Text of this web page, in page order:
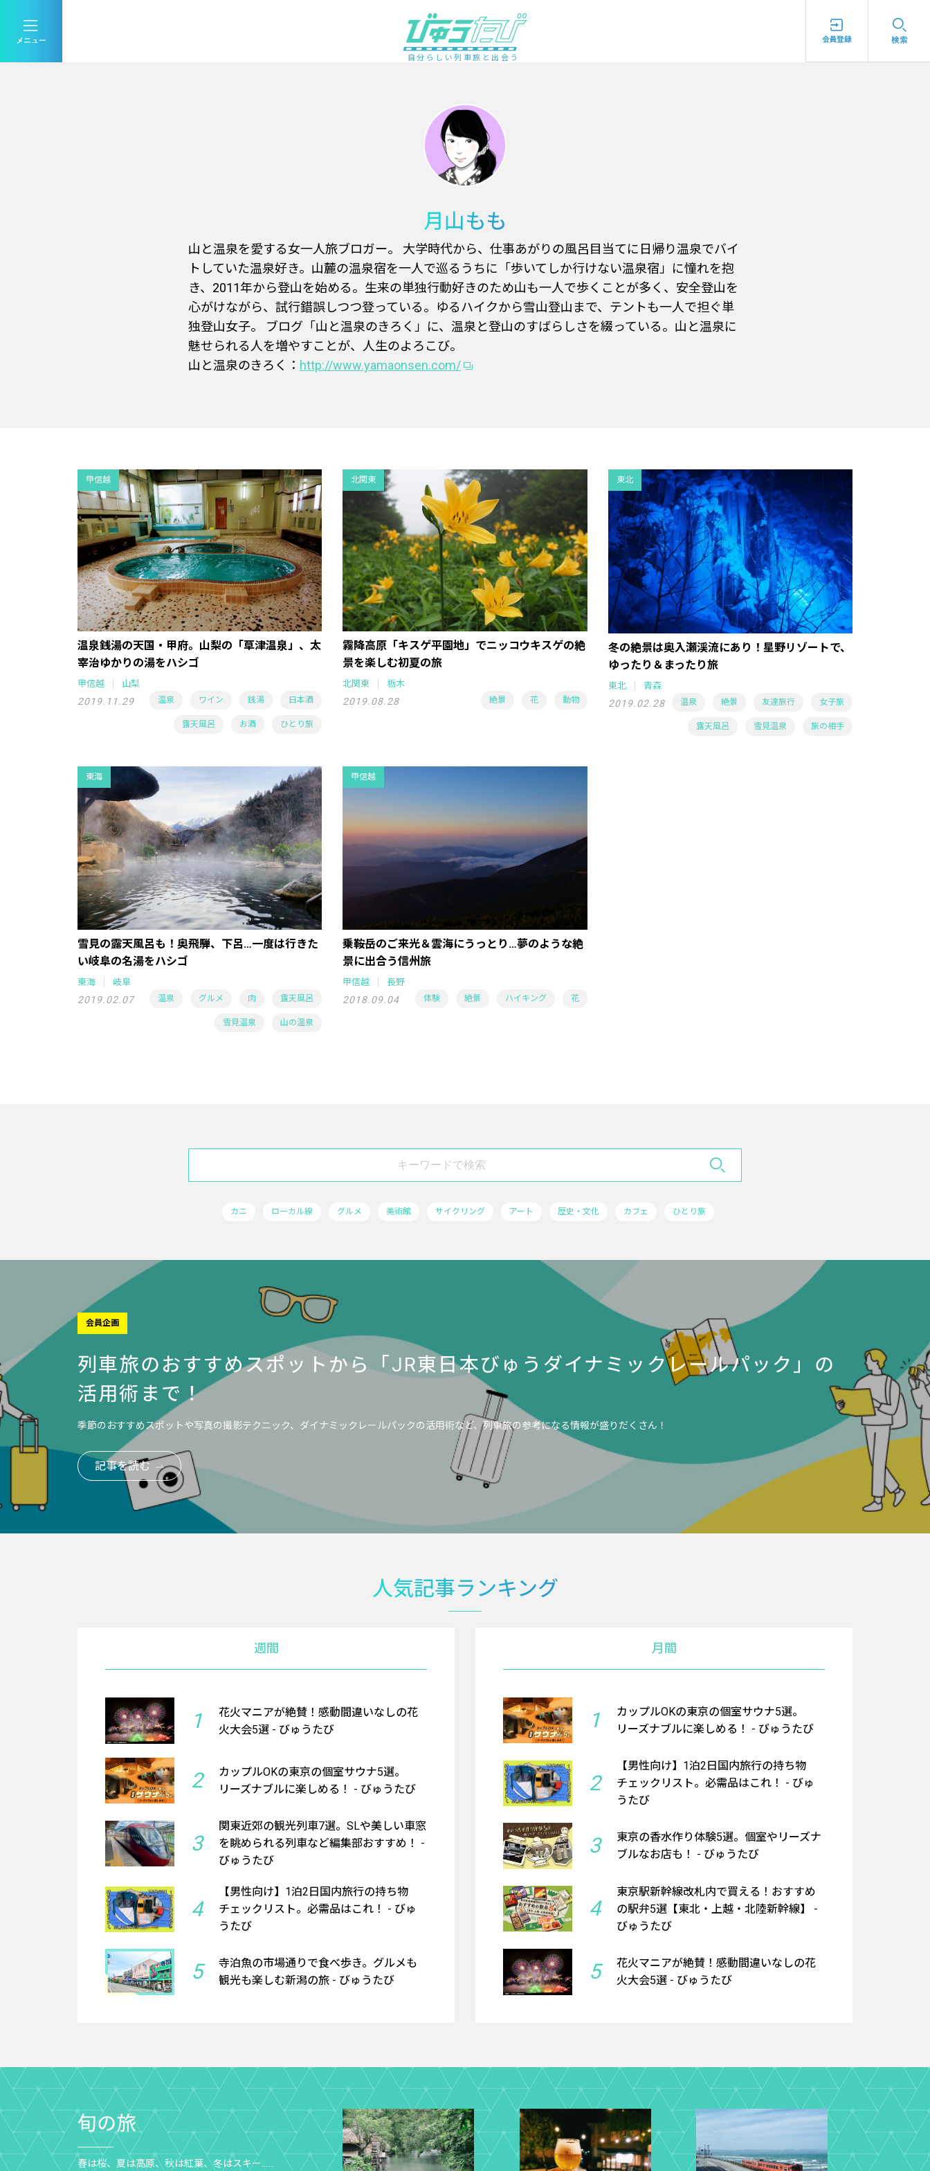
自分らしい列車旅と出会う
月山もも
山と温泉を愛する女一人旅ブロガー。 大学時代から、仕事あがりの風呂目当てに日帰り温泉でバイ
トしていた温泉好き。山麓の温泉宿を一人で巡るうちに「歩いてしか行けない温泉宿」に憧れを抱
き、2011年から登山を始める。生来の単独行動好きのため山も一人で歩くことが多く、安全登山を
心がけながら、試行錯誤しつつ登っている。ゆるハイクから雪山登山まで、テントも一人で担ぐ単
独登山女子。 ブログ「山と温泉のきろく」に、温泉と登山のすばらしさを綴っている。山と温泉に
魅せられる人を増やすことが、人生のよろこび。
山と温泉のきろく： http://www.yamaonsen.com/
甲信越
温泉銭湯の天国・甲府。山梨の「草津温泉」、太
宰治ゆかりの湯をハシゴ
甲信越 山梨
2019.11.29 温泉 ワイン 銭湯 日本酒
露天風呂 お酒 ひとり旅
北関東
霧降高原「キスゲ平園地」でニッコウキスゲの絶
景を楽しむ初夏の旅
北関東 栃木
2019.08.28 絶景 花 動物
東北
冬の絶景は奥入瀬渓流にあり！星野リゾートで、
ゆったり＆まったり旅
東北 青森
2019.02.28 温泉 絶景 友達旅行 女子旅
露天風呂 雪見温泉 旅の相手
東海
雪見の露天風呂も！奥飛騨、下呂…一度は行きた
い岐阜の名湯をハシゴ
東海 岐阜
2019.02.07 温泉 グルメ 肉 露天風呂
雪見温泉 山の温泉
甲信越
乗鞍岳のご来光＆雲海にうっとり…夢のような絶
景に出合う信州旅
甲信越 長野
2018.09.04 体験 絶景 ハイキング 花
カニ ローカル線 グルメ 美術館 サイクリング アート 歴史・文化 カフェ ひとり旅
会員企画
列車旅のおすすめスポットから「JR東日本びゅうダイナミックレールパック」の
活用術まで！
季節のおすすめスポットや写真の撮影テクニック、ダイナミックレールパックの活用術など、列車旅の参考になる情報が盛りだくさん！
記事を読む
人気記事ランキング
週間
1
花火マニアが絶賛！感動間違いなしの花
火大会5選 - びゅうたび
2
カップルOKの東京の個室サウナ5選。
リーズナブルに楽しめる！ - びゅうたび
3
関東近郊の観光列車7選。SLや美しい車窓
を眺められる列車など編集部おすすめ！ -
びゅうたび
4
【男性向け】1泊2日国内旅行の持ち物
チェックリスト。必需品はこれ！ - びゅ
うたび
5
寺泊魚の市場通りで食べ歩き。グルメも
観光も楽しむ新潟の旅 - びゅうたび
月間
1
カップルOKの東京の個室サウナ5選。
リーズナブルに楽しめる！ - びゅうたび
2
【男性向け】1泊2日国内旅行の持ち物
チェックリスト。必需品はこれ！ - びゅ
うたび
3
東京の香水作り体験5選。個室やリーズナ
ブルなお店も！ - びゅうたび
4
東京駅新幹線改札内で買える！おすすめ
の駅弁5選【東北・上越・北陸新幹線】 -
びゅうたび
5
花火マニアが絶賛！感動間違いなしの花
火大会5選 - びゅうたび
旬の旅
春は桜、夏は高原、秋は紅葉、冬はスキー……